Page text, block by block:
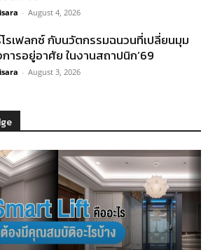
- August 4, 2026
รเฟลกซ์ กับนวัตกรรมฉนวนที่เปลี่ยนมุม
ารอยู่อาศัย ในงานสถาปนิก’69
- August 3, 2026